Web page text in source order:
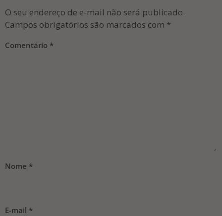
O seu endereço de e-mail não será publicado.
Campos obrigatórios são marcados com *
Comentário *
Nome *
E-mail *